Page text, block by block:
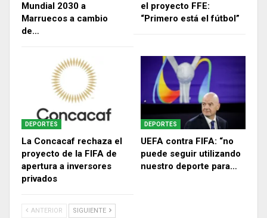
Mundial 2030 a
Marruecos a cambio
de…
el proyecto FFE:
“Primero está el fútbol”
DEPORTES
La Concacaf rechaza el
proyecto de la FIFA de
apertura a inversores
privados
DEPORTES
UEFA contra FIFA: “no
puede seguir utilizando
nuestro deporte para…
ANTERIOR SIGUIENTE